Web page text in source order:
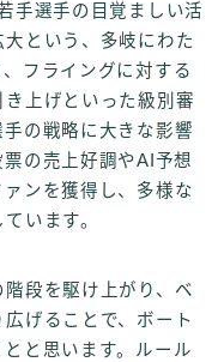
手選手の目覚ましい活
という、多岐にわた
フライングに対する
上げといった級別審
の戦略に大きな影響
の売上好調やAI予想
ンを獲得し、多様な
います。
段を駆け上がり、ベ
げることで、ボート
と思います。ルール